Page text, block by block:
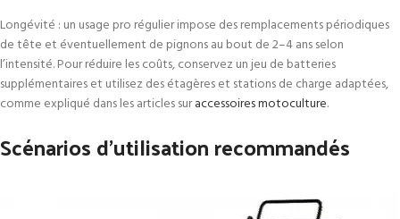
Longévité : un usage pro régulier impose des remplacements périodiques
de tête et éventuellement de pignons au bout de 2–4 ans selon
l’intensité. Pour réduire les coûts, conservez un jeu de batteries
supplémentaires et utilisez des étagères et stations de charge adaptées,
comme expliqué dans les articles suraccessoires motoculture.
Scénarios d’utilisation recommandés